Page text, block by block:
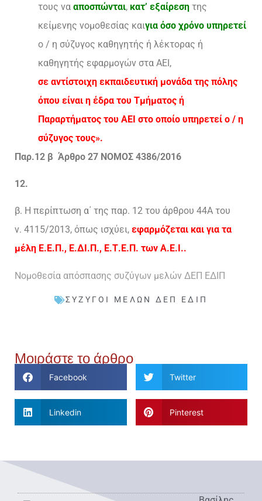
τους να αποσπώνται, κατ’ εξαίρεση της
κείμενης νομοθεσίας καιγια όσο χρόνο υπηρετεί
ο / η σύζυγος καθηγητής ή λέκτορας ή
καθηγητής εφαρμογών στα ΑΕΙ,
σε αντίστοιχη εκπαιδευτική μονάδα της πόλης
όπου είναι η έδρα του Τμήματος ή
Παραρτήματος του ΑΕΙ στο οποίο υπηρετεί ο / η
σύζυγος τους».
Παρ.12 β Άρθρο 27 ΝΟΜΟΣ 4386/2016
12.
β. Η περίπτωση α΄ της παρ. 12 του άρθρου 44Α του
ν. 4115/2013, όπως ισχύει, εφαρμόζεται και για τα
μέλη Ε.Ε.Π., Ε.ΔΙ.Π., Ε.Τ.Ε.Π. των Α.Ε.Ι..
Νομοθεσία απόσπασης συζύγων μελών ΔΕΠ ΕΔΙΠ
ΣΎΖΥΓΟΙ ΜΕΛΏΝ ΔΕΠ ΕΔΙΠ
Μοιράστε το άρθρο
Facebook Twitter
Linkedin Pinterest